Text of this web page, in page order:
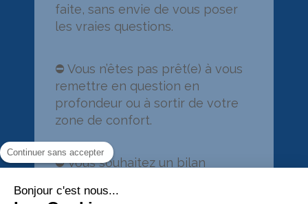
faite, sans envie de vous poser
les vraies questions.
⛔ Vous n’êtes pas prêt(e) à vous
remettre en question en
profondeur ou à sortir de votre
zone de confort.
⛔ Vous souhaitez un bilan
ouverture à une dimension
Continuer sans accepter
Les Cookies